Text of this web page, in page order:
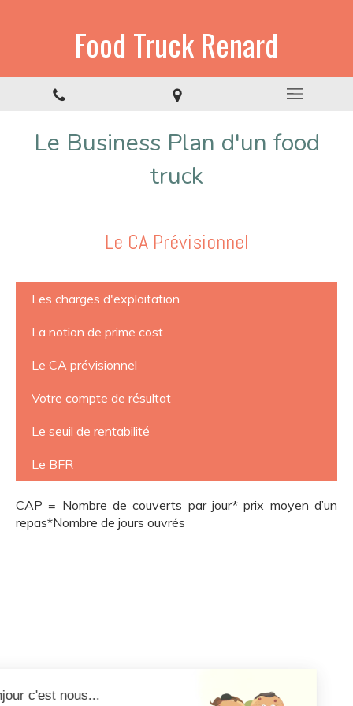
Food Truck Renard
Le Business Plan d'un food
truck
Le CA Prévisionnel
Les charges d'exploitation
La notion de prime cost
Le CA prévisionnel
Votre compte de résultat
Le seuil de rentabilité
Le BFR
CAP = Nombre de couverts par jour* prix moyen d’un
repas*Nombre de jours ouvrés